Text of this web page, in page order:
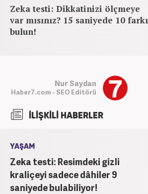
Zeka testi: Dikkatinizi ölçmeye
var mısınız? 15 saniyede 10 farkı
bulun!
Nur Saydan
Haber7.com - SEO Editörü
İLİŞKİLİ HABERLER
YAŞAM
Zeka testi: Resimdeki gizli
kraliçeyi sadece dâhiler 9
saniyede bulabiliyor!